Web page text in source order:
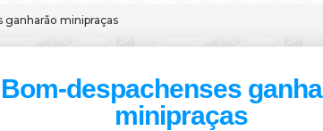
ganharão minipraças
Bom-despachenses
minipraças